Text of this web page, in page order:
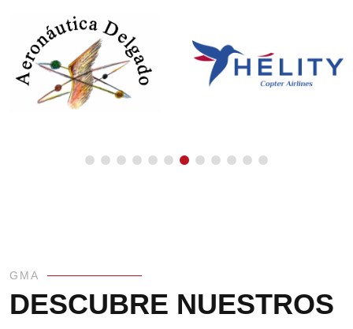
GMA
DESCUBRE NUESTROS